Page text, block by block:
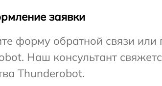
заявки
форму обратной связи или
Наш консультант
Thunderobot.